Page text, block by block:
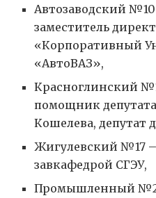
Автозаводский
заместитель
«Корпоративный
«АвтоВАЗ»,
Красноглинский
помощник
Кошелева, депутат
Жигулевский №17
завкафедрой СГЭУ,
Промышленный